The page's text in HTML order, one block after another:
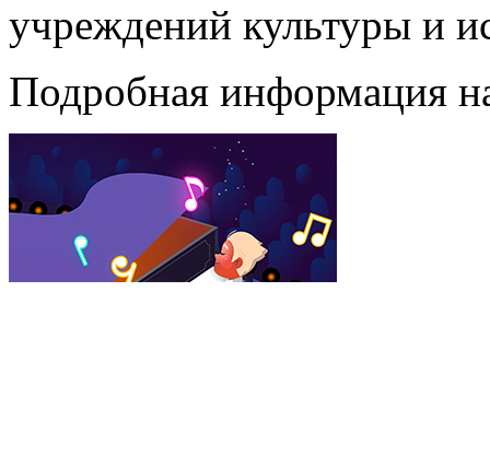
учреждений культуры и
Подробная информация